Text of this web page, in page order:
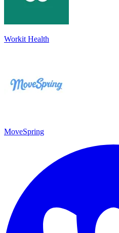
Workit Health
MoveSpring